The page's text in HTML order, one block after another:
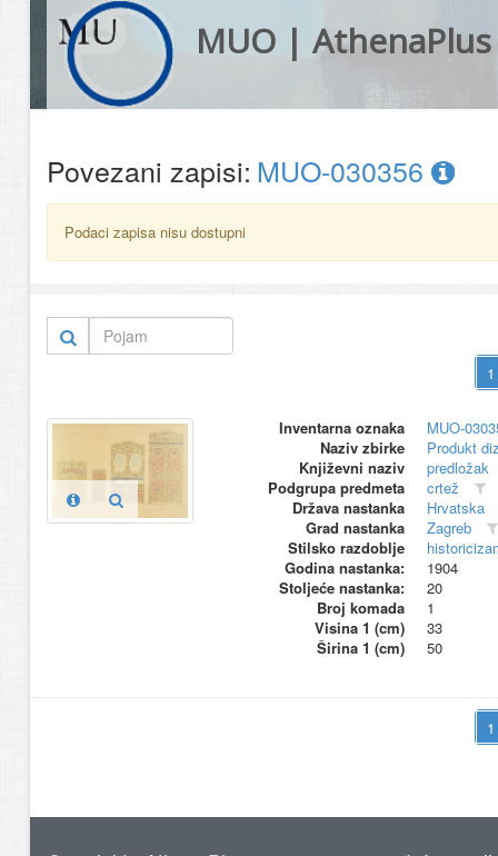
MUO | AthenaPlus
Povezani zapisi: MUO-030356
Podaci zapisa nisu dostupni
Inventarna oznaka
MUO-
Naziv zbirke
Produkt
Književni naziv
predložak
Podgrupa predmeta
crtež
Država nastanka
Hrvatska
Grad nastanka
Zagreb
Stilsko razdoblje
Godina nastanka:
1904
Stoljeće nastanka:
20
Broj komada
1
Visina 1 (cm)
33
Širina 1 (cm)
50